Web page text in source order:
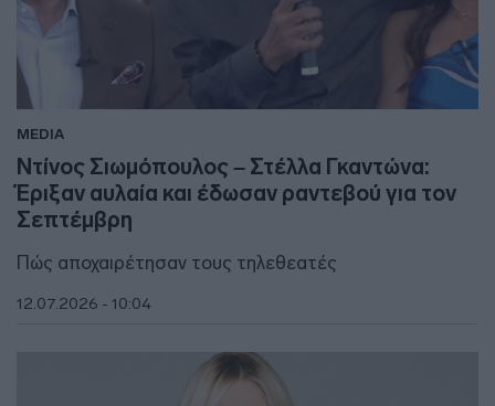
MEDIA
Ντίνος Σιωμόπουλος – Στέλλα Γκαντώνα:
Έριξαν αυλαία και έδωσαν ραντεβού για τον
Σεπτέμβρη
Πώς αποχαιρέτησαν τους τηλεθεατές
12.07.2026 - 10:04